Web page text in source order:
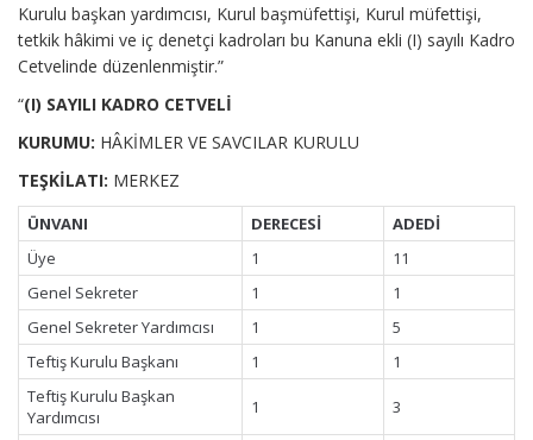
Kurulu başkan yardımcısı, Kurul başmüfettişi, Kurul müfettişi,
tetkik hâkimi ve iç denetçi kadroları bu Kanuna ekli (I) sayılı Kadro
Cetvelinde düzenlenmiştir.”
“(I) SAYILI KADRO CETVELİ
KURUMU: HÂKİMLER VE SAVCILAR KURULU
TEŞKİLATI: MERKEZ
ÜNVANI DERECESİ
ADEDİ
Üye
1
11
Genel Sekreter
1
1
Genel Sekreter Yardımcısı
1
5
Teftiş Kurulu Başkanı
1
1
Teftiş Kurulu Başkan
Yardımcısı
1 3